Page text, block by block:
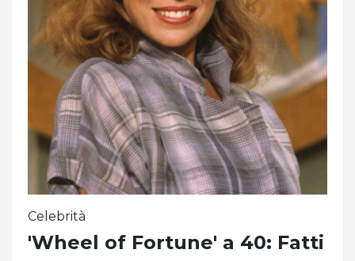
Celebrità
'Wheel of Fortune' a 40: Fatti